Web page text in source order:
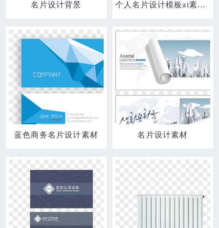
名片设计背景 个人名片设计模板ai素材下载
蓝色商务名片设计素材 名片设计素材